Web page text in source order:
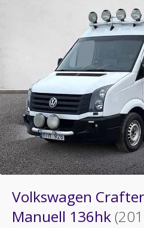
Volkswagen
Manuell 136hk